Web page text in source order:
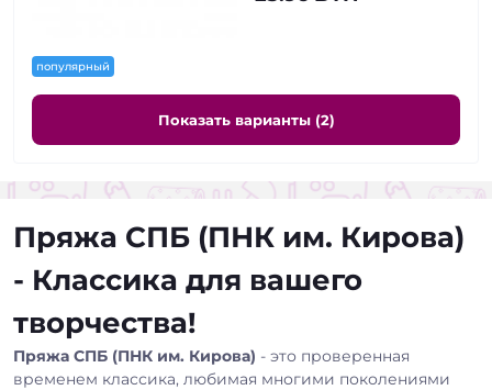
популярный
Показать варианты (2)
Пряжа СПБ (ПНК им. Кирова)
- Классика для вашего
творчества!
Пряжа СПБ (ПНК им. Кирова) - это проверенная
временем классика, любимая многими поколениями